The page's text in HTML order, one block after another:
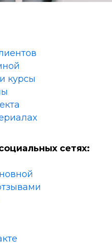
курсы
сетях: